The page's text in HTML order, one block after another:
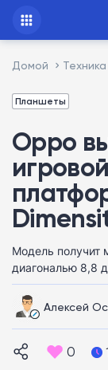
Домой Техника
Планшеты
Oppo
Модель получит
диагональю 8,8
Алексей
0